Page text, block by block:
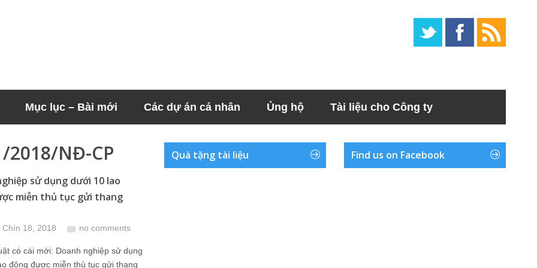
Mục lục – Bài mới Các dự án cá nhân Ủng hộ Tài liệu cho Công ty
2018/NĐ-CP
sử dụng dưới 10 lao
miễn thủ tục gửi thang
Chín 18, 2018 no comments
có cái mới: Doanh nghiệp sử dụng
động được miễn thủ tục gửi thang
Quà tặng tài liệu Find us on Facebook